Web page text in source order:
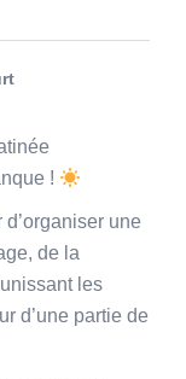
!
une
de la
les
d’une partie de